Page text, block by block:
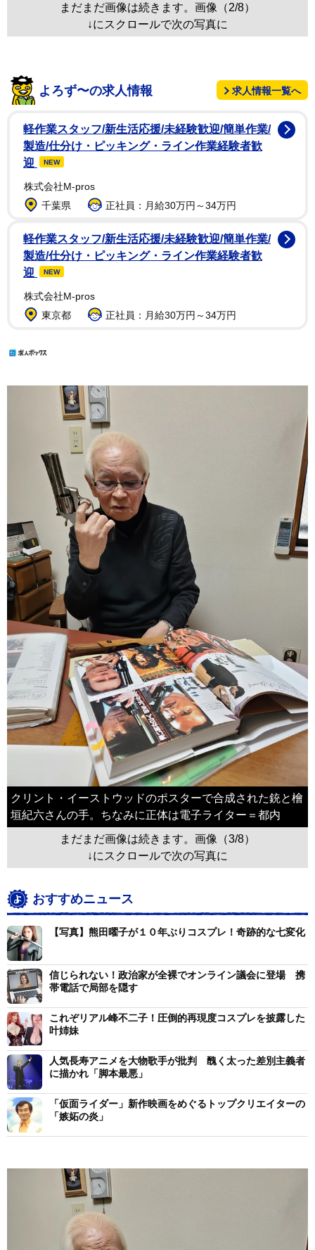
まだまだ画像は続きます。画像（2/8）
↓にスクロールで次の写真に
よろず〜の求人情報 求人情報一覧へ
軽作業スタッフ/新生活応援/未経験歓迎/簡単作業/
製造/仕分け・ピッキング・ライン作業経験者歓
迎
NEW
株式会社M-pros
千葉県
正社員：月給30万円～34万円
軽作業スタッフ/新生活応援/未経験歓迎/簡単作業/
製造/仕分け・ピッキング・ライン作業経験者歓
迎
NEW
株式会社M-pros
東京都
正社員：月給30万円～34万円
クリント・イーストウッドのポスターで合成された銃と檜
垣紀六さんの手。ちなみに正体は電子ライター＝都内
まだまだ画像は続きます。画像（3/8）
↓にスクロールで次の写真に
おすすめニュース
【写真】熊田曜子が１０年ぶりコスプレ！奇跡的な七変化
信じられない！政治家が全裸でオンライン議会に登場 携
帯電話で局部を隠す
これぞリアル峰不二子！圧倒的再現度コスプレを披露した
叶姉妹
人気長寿アニメを大物歌手が批判 醜く太った差別主義者
に描かれ「脚本最悪」
「仮面ライダー」新作映画をめぐるトップクリエイターの
「嫉妬の炎」